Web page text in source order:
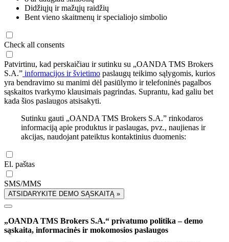
Didžiųjų ir mažųjų raidžių
Bent vieno skaitmenų ir specialiojo simbolio
Check all consents
Patvirtinu, kad perskaičiau ir sutinku su „OANDA TMS Brokers
S.A.” informacijos ir švietimo paslaugų teikimo sąlygomis, kurios
yra bendravimo su manimi dėl pasiūlymo ir telefoninės pagalbos
sąskaitos tvarkymo klausimais pagrindas. Suprantu, kad galiu bet
kada šios paslaugos atsisakyti.
Sutinku gauti „OANDA TMS Brokers S.A.” rinkodaros
informaciją apie produktus ir paslaugas, pvz., naujienas ir
akcijas, naudojant pateiktus kontaktinius duomenis:
El. paštas
SMS/MMS
ATSIDARYKITE DEMO SĄSKAITĄ »
„OANDA TMS Brokers S.A.“ privatumo politika – demo
sąskaita, informacinės ir mokomosios paslaugos